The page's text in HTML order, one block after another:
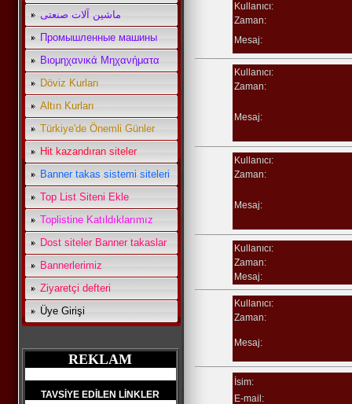
ماشین آلات صنعتی
Промышленные машины
Βιομηχανικά Μηχανήματα
Döviz Kurları
Altın Kurları
Türkiye'de Önemli Günler
Hit kazandıran siteler
Banner takas sistemi siteleri
Top List Siteni Ekle
Toplistine Katıldıklarımız
Dost siteler Banner takaslar
Bannerlerimiz
Ziyaretçi defteri
Üye Girişi
REKLAM
TAVSİYE EDİLEN LİNKLER
Kullanıcı:
Zaman:
Mesaj:
Kullanıcı:
Zaman:
Mesaj:
Kullanıcı:
Zaman:
Mesaj:
Kullanıcı:
Zaman:
Mesaj:
Kullanıcı:
Zaman:
Mesaj:
İsim:
E-mail: